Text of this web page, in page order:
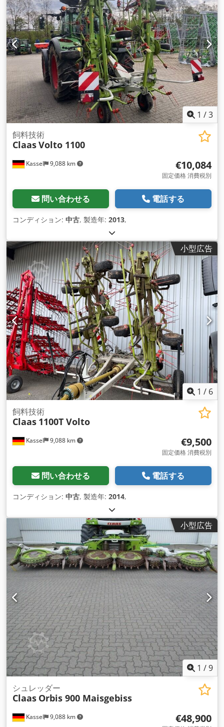
1 /3
Kassel 9,088 km
飼料技術
ClaasVolto 1100
€10,084
固定価格 消費税別
問い合わせる 電話する
コンディション: 中古, 製造年: 2013,
小型広告
1 / 6
Kassel 9,088 km
飼料技術
Claas 1100T Volto
€9,500
固定価格 消費税別
問い合わせる 電話する
コンディション: 中古, 製造年: 2014,
小型広告
1 /9
Kassel 9,088 km
シュレッダー
Claas Orbis 900 Maisgebiss
€48,900